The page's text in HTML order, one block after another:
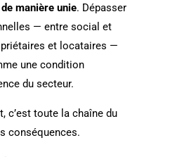
manière unie. Dépasser
— entre social et
et locataires —
une condition
du secteur.
c’est toute la chaîne du
conséquences.